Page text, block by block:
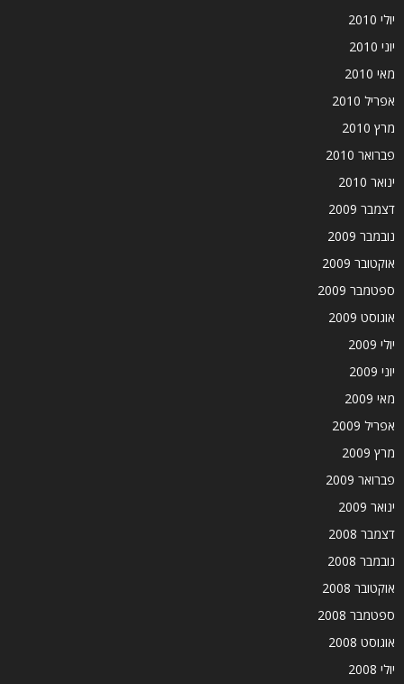
יולי 2010
יוני 2010
מאי 2010
אפריל 2010
מרץ 2010
פברואר 2010
ינואר 2010
דצמבר 2009
נובמבר 2009
אוקטובר 2009
ספטמבר 2009
אוגוסט 2009
יולי 2009
יוני 2009
מאי 2009
אפריל 2009
מרץ 2009
פברואר 2009
ינואר 2009
דצמבר 2008
נובמבר 2008
אוקטובר 2008
ספטמבר 2008
אוגוסט 2008
יולי 2008